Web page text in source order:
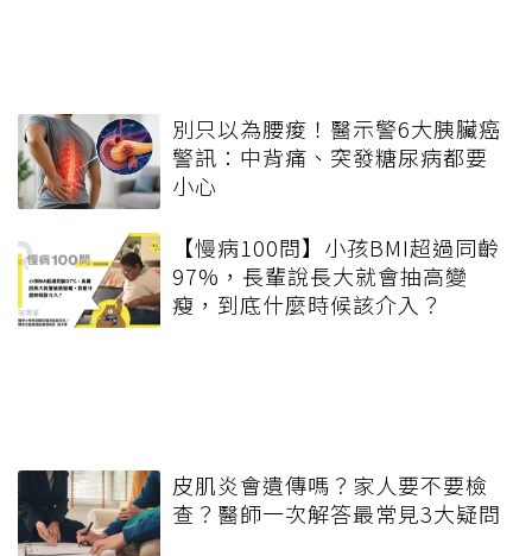
別只以為腰痠！醫示警6大胰臟癌
警訊：中背痛、突發糖尿病都要
小心
【慢病100問】小孩BMI超過同齡
97%，長輩說長大就會抽高變
瘦，到底什麼時候該介入？
皮肌炎會遺傳嗎？家人要不要檢
查？醫師一次解答最常見3大疑問